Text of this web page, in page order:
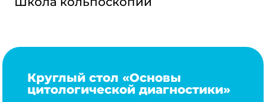
Круглый стол «Основы
цитологической диагностики»